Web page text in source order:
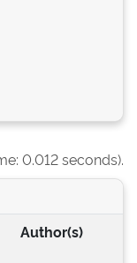
0.012 seconds).
Author(s)